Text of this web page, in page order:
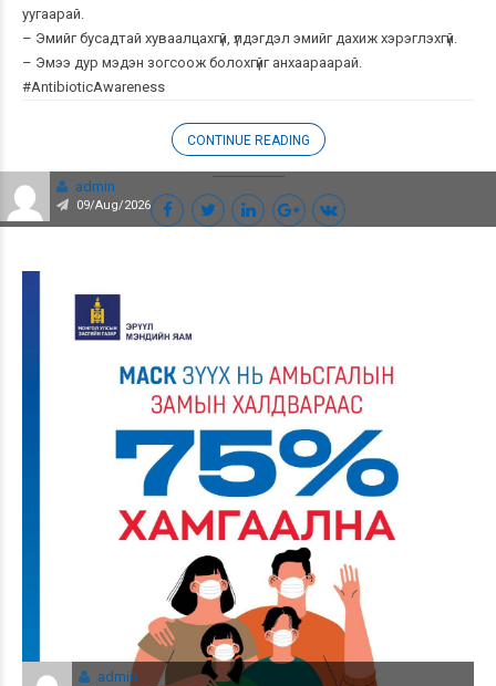
admin
09/Aug/2026
уугаарай.
– Эмийг бусадтай хуваалцахгүй, үлдэгдэл эмийг дахиж хэрэглэхгүй.
– Эмээ дур мэдэн зогсоож болохгүйг анхаараарай.
#AntibioticAwareness
CONTINUE READING
admin